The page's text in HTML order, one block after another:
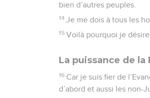
bien d’autres peuples.
14 Je me dois à tous les
15 Voilà pourquoi je désire
La puissance de la
16 Car je suis fier de
d’abord et aussi les non-